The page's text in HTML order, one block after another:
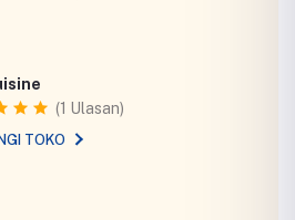
(1 Ulasan)
TOKO